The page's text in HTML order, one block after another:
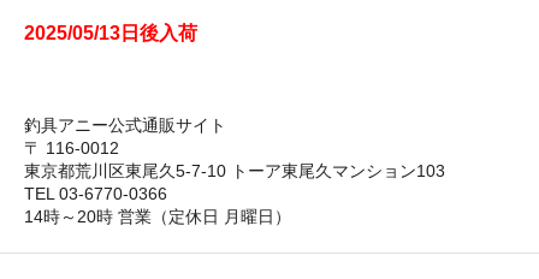
2025/05/13日後入荷
釣具アニー公式通販サイト
〒 116-0012
東京都荒川区東尾久5-7-10 トーア東尾久マンション103
TEL 03-6770-0366
14時～20時 営業（定休日 月曜日）